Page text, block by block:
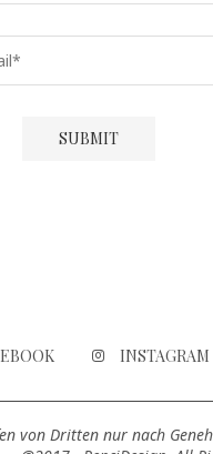
INSTAGRAM
von Dritten nur nach